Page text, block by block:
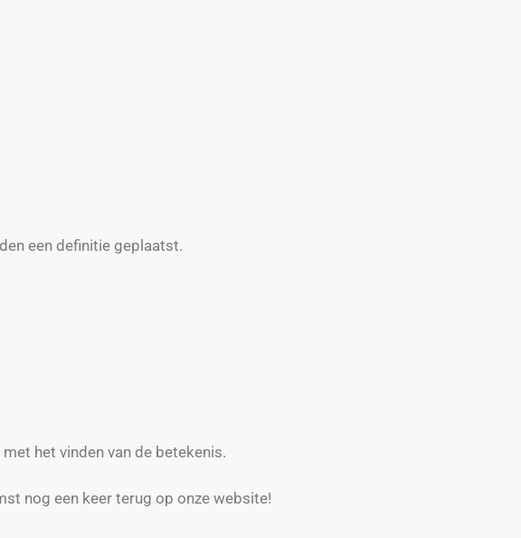
een definitie geplaatst.
het vinden van de betekenis.
nog een keer terug op onze website!